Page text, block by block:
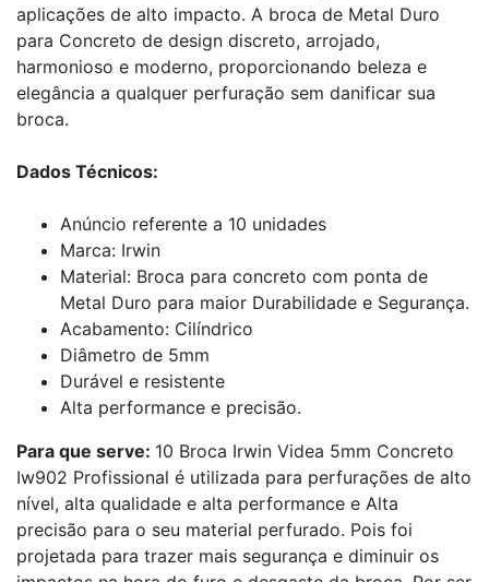
aplicações de alto impacto. A broca de Metal Duro
para Concreto de design discreto, arrojado,
harmonioso e moderno, proporcionando beleza e
elegância a qualquer perfuração sem danificar sua
broca.
Dados Técnicos:
Anúncio referente a 10 unidades
Marca: Irwin
Material: Broca para concreto com ponta de
Metal Duro para maior Durabilidade e Segurança.
Acabamento: Cilíndrico
Diâmetro de 5mm
Durável e resistente
Alta performance e precisão.
Para que serve: 10 Broca Irwin Videa 5mm Concreto
Iw902 Profissional é utilizada para perfurações de alto
nível, alta qualidade e alta performance e Alta
precisão para o seu material perfurado. Pois foi
projetada para trazer mais segurança e diminuir os